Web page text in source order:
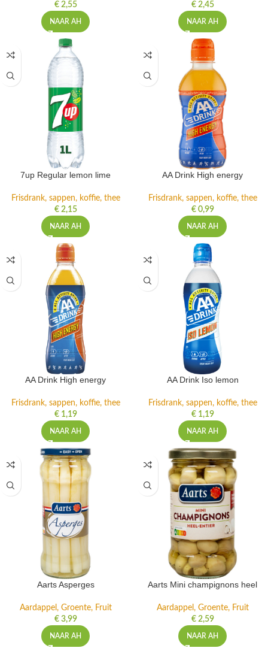
€2,55
NAAR AH
€2,45
NAAR AH
7up Regular lemon lime
Frisdrank, sappen, koffie, thee
€2,15
NAAR AH
AA Drink High energy
Frisdrank, sappen, koffie, thee
€0,99
NAAR AH
AA Drink High energy
Frisdrank, sappen, koffie, thee
€1,19
NAAR AH
AA Drink Iso lemon
Frisdrank, sappen, koffie, thee
€1,19
NAAR AH
Aarts Asperges
Aardappel, Groente, Fruit
€3,99
NAAR AH
Aarts Mini champignons heel
Aardappel, Groente, Fruit
€2,59
NAAR AH